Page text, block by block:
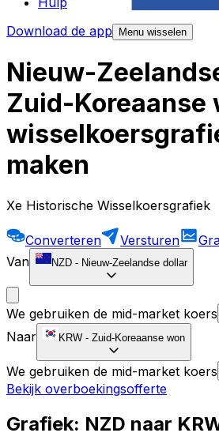
Download de app
Menu wisselen
Nieuw-
Zuid-Koreaanse
maken
Xe Historische Wisselkoersgrafiek
Converteren Versturen
Van
NZD - Nieuw-Zeelandse dollar
We gebruiken de mid-market koers
Naar
KRW - Zuid-Koreaanse won
We gebruiken de mid-market koers
Bekijk overboekingsofferte
Grafiek: NZD naar